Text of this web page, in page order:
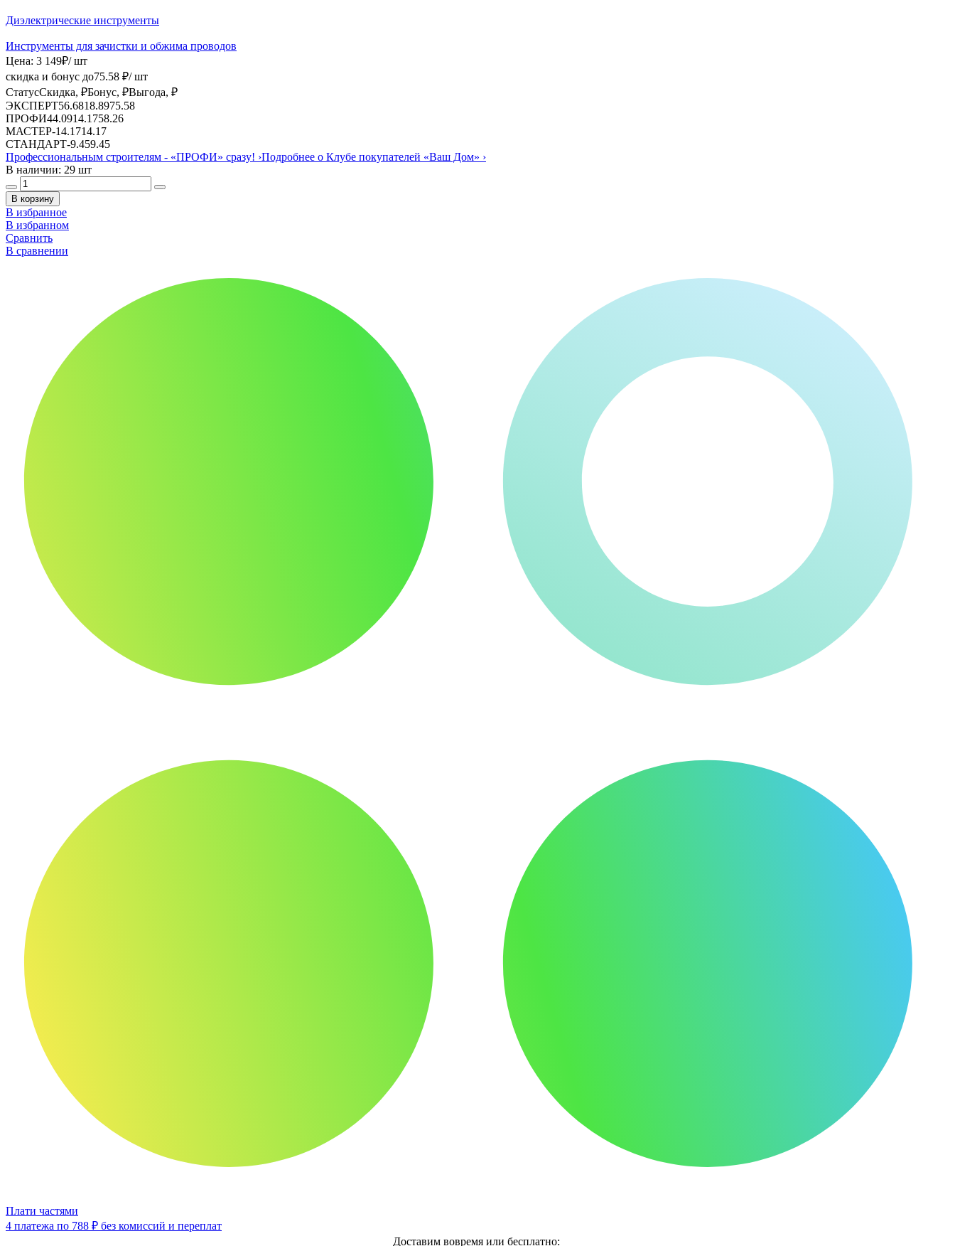
Диэлектрические инструменты
Инструменты для зачистки и обжима проводов
Цена: 3 149₽/ шт
скидка и бонус до75.58 ₽/ шт
СтатусСкидка, ₽Бонус, ₽Выгода, ₽
ЭКСПЕРТ56.6818.8975.58
ПРОФИ44.0914.1758.26
МАСТЕР-14.1714.17
СТАНДАРТ-9.459.45
Профессиональным строителям - «ПРОФИ» сразу! ›Подробнее о Клубе покупателей «Ваш Дом» ›
В наличии: 29 шт
В корзину
В избранное
В избранном
Сравнить
В сравнении
Плати частями
4 платежа по 788 ₽ без комиссий и переплат
Доставим вовремя или бесплатно: